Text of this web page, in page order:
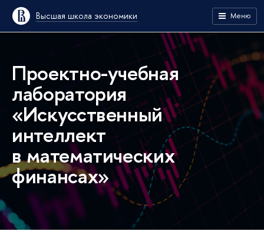
Высшая школа экономики Меню
Проектно-учебная
лаборатория
«Искусственный
интеллект
в математических
финансах»